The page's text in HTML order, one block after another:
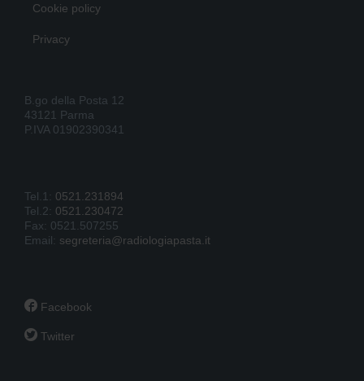
Cookie policy
Privacy
B.go della Posta 12
43121 Parma
P.IVA 01902390341
Tel.1: 0521.231894
Tel.2: 0521.230472
Fax: 0521.507255
Email: segreteria@radiologiapasta.it
 Facebook
 Twitter